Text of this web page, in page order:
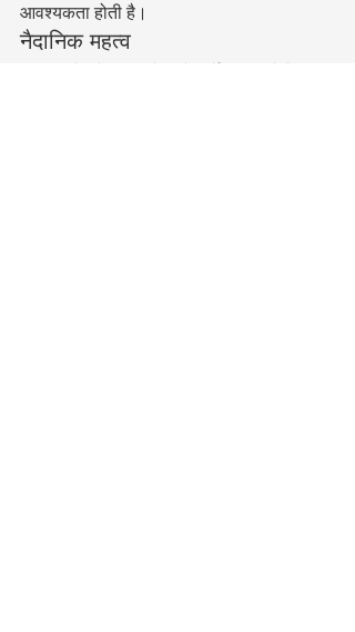
आवश्यकता होती है।
नैदानिक महत्व